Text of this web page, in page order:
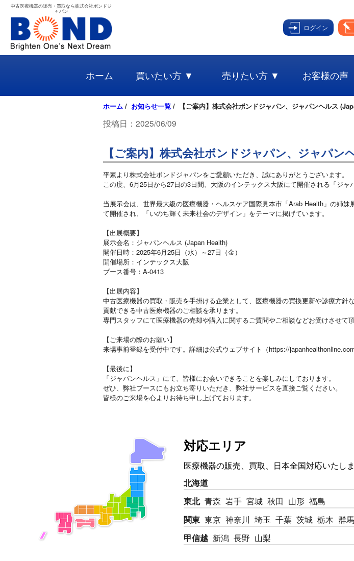
中古医療機器の販売・買取なら株式会社ボンドジ
ャパン
ログイン
ホーム 買いたい方 ▼ 売りたい方 ▼ お客様の声
ホーム / お知らせ一覧 / 【ご案内】株式会社ボンドジャパン、ジャパンヘルス
投稿日：2025/06/09
【ご案内】株式会社ボンドジャパン、ジャパン
平素より株式会社ボンドジャパンをご愛顧いただき、誠にありがとうございます。
この度、6月25日から27日の3日間、大阪のインテックス大阪にて開催される「ジ
当展示会は、世界最大級の医療機器・ヘルスケア国際見本市「Arab Health」の姉
て開催され、「いのち輝く未来社会のデザイン」をテーマに掲げています。
【出展概要】
展示会名：ジャパンヘルス (Japan Health)
開催日時：2025年6月25日（水）～27日（金）
開催場所：インテックス大阪
ブース番号：A-0413
【出展内容】
中古医療機器の買取・販売を手掛ける企業として、医療機器の買換更新や診療方
貢献できる中古医療機器のご相談を承ります。
専門スタッフにて医療機器の売却や購入に関するご質問やご相談などお受けさせて
【ご来場の際のお願い】
来場事前登録を受付中です。詳細は公式ウェブサイト（https://
【最後に】
「ジャパンヘルス」にて、皆様にお会いできることを楽しみにしております。
ぜひ、弊社ブースにもお立ち寄りいただき、弊社サービスを直接ご覧ください。
皆様のご来場を心よりお待ち申し上げております。
対応エリア
医療機器の販売、買取、日本全国対応いたしま
北海道
東北 青森 岩手 宮城 秋田 山形 福島
関東 東京 神奈川 埼玉 千葉 茨城 栃木 群馬
甲信越 新潟 長野 山梨